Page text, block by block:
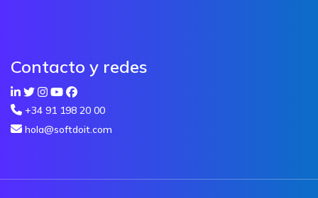
Contacto y redes
+34 91 198 20 00
hola@softdoit.com